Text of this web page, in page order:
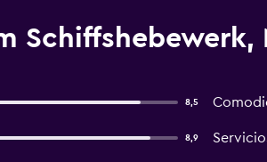
8,5
8,9